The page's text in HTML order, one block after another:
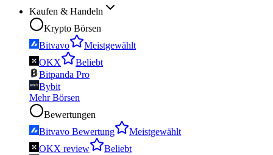
Kaufen & Handeln
Krypto Börsen
Bitvavo
Meistgewählt
OKX
Beliebt
Bitpanda Pro
Bybit
Mehr Börsen
Bewertungen
Bitvavo Bewertung
Meistgewählt
OKX review
Beliebt